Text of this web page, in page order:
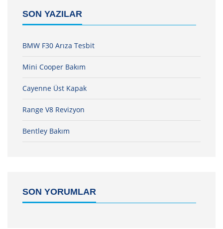
SON YAZILAR
BMW F30 Arıza Tesbit
Mini Cooper Bakım
Cayenne Üst Kapak
Range V8 Revizyon
Bentley Bakım
SON YORUMLAR